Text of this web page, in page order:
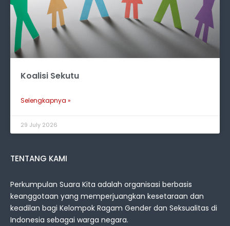
Koalisi Sekutu
Selengkapnya »
29 July 2026
TENTANG KAMI
Perkumpulan Suara Kita adalah organisasi berbasis
keanggotaan yang memperjuangkan kesetaraan dan
keadilan bagi Kelompok Ragam Gender dan Seksualitas di
Indonesia sebagai warga negara.